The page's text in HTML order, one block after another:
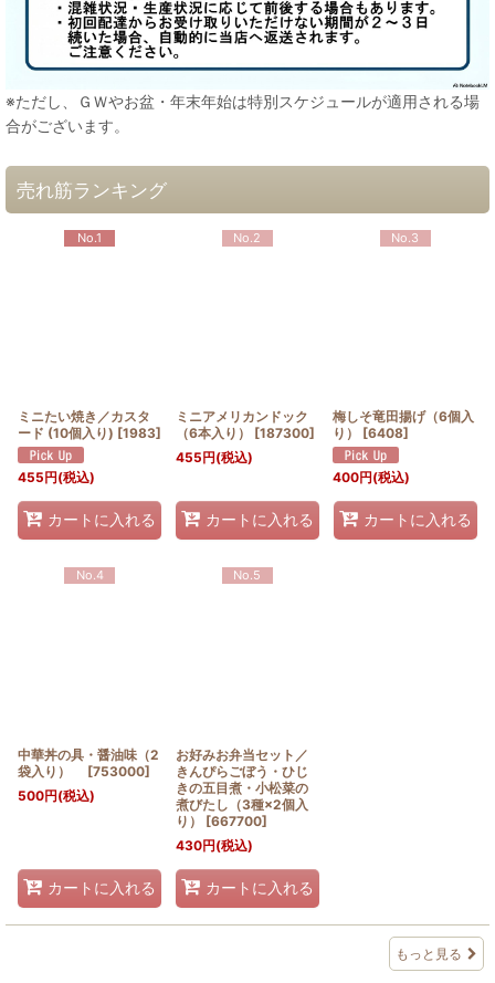
※ただし、ＧＷやお盆・年末年始は特別スケジュールが適用される場
合がございます。
売れ筋ランキング
No.1
ミニたい焼き／カスタ
ード (10個入り) [1983]
455円(税込)
カートに入れる
No.2
ミニアメリカンドック
（6本入り）
[187300]
455円(税込)
カートに入れる
No.3
梅しそ竜田揚げ（6個入
り）
[6408]
400円(税込)
カートに入れる
No.4
中華丼の具・醤油味（2
袋入り）
[753000]
500円(税込)
カートに入れる
No.5
お好みお弁当セット／
きんぴらごぼう・ひじ
きの五目煮・小松菜の
煮びたし（3種×2個入
り）
[667700]
430円(税込)
カートに入れる
もっと見る